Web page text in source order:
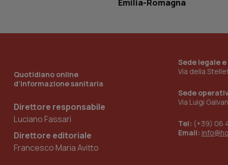
Emilia-Romagna
Quotidiano online
d'informazione sanitaria
Direttore responsabile
Luciano Fassari
Direttore editoriale
Francesco Maria Avitto
Sede legale
Via della
Sede
Via Luigi
Tel: (+39) 06
Email:
_ga_0VMQEQKQ1N
__Secure-YNID